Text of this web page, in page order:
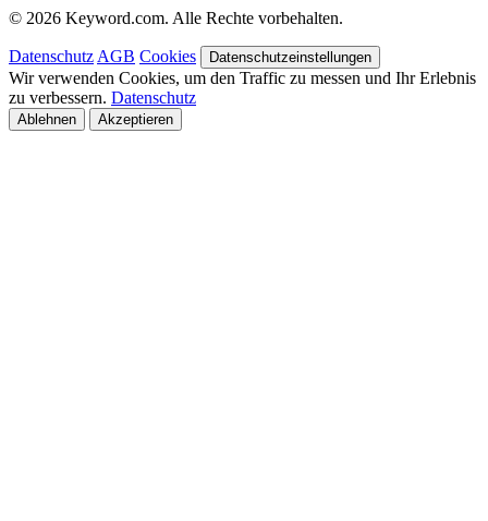
© 2026 Keyword.com. Alle Rechte vorbehalten.
Datenschutz AGB Cookies Datenschutzeinstellungen
Wir verwenden Cookies, um den Traffic zu messen und Ihr Erlebnis
zu verbessern. Datenschutz
Ablehnen Akzeptieren